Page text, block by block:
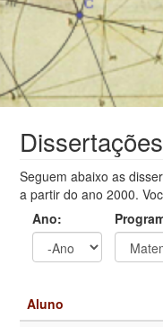
Seguem abaixo as
a partir do ano 2000.
Ano:
Aluno